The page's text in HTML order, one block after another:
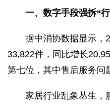
一、数字手段强拆“
据中消协数据显示，
33,822件，同比增长
第七位，其中售后服务问
家居行业乱象丛生，